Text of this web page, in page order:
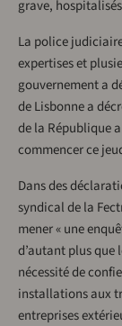
grave,
La police
expertises et
gouvernement a
de Lisbonne a
de la République
commencer ce
Dans des
syndical de la
mener « une
d’autant plus
nécessité de
installations aux
entreprises